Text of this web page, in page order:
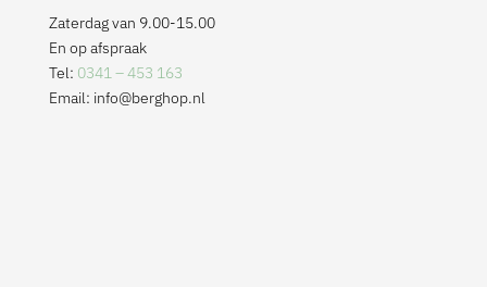
Zaterdag van 9.00-15.00
En op afspraak
Tel: 0341 – 453 163
Email: info@berghop.nl